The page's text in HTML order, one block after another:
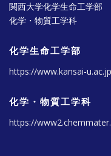
関西大学化学生命工学部
化学・物質工学科
化学生命工学部
https://www.kansai-
化学・物質工学科
https://